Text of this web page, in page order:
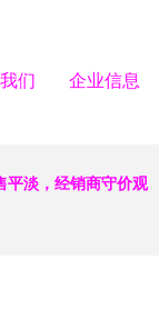
们 企业信息
平淡，经销商守价观